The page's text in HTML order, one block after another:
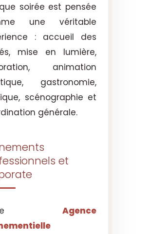
soirée est pensée
une véritable
: accueil des
mise en lumière,
animation
gastronomie,
scénographie et
générale.
et
Agence